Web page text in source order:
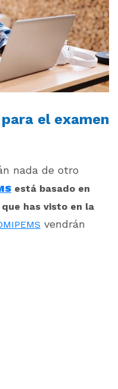
el examen
nada de otro
está basado en
has visto en la
vendrán